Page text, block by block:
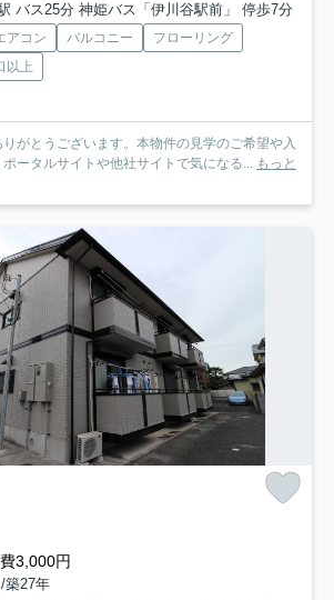
バス25分 神姫バス「伊川谷駅前」 停歩7分
アコン バルコニー
フローリング
以上
がとうございます。本物件の見学のご希望や入
ータルサイトや他社サイトで気になる... もっと
3,000円
築27年